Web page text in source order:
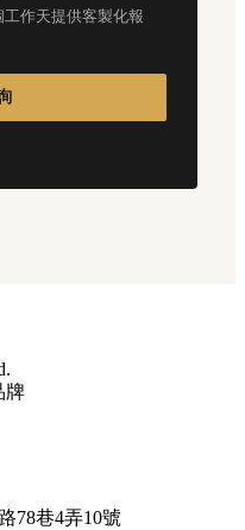
作天提供客製化報
牌
78巷4弄10號